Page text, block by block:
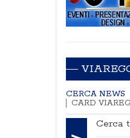
CERCA NEWS
CARD
Cerca